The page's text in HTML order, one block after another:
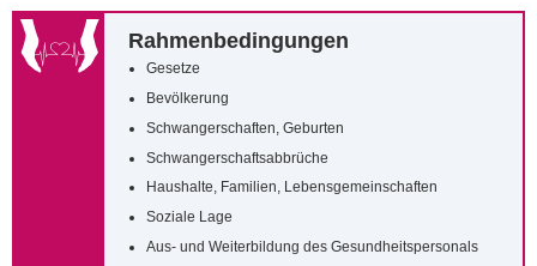
Rahmenbedingungen
Gesetze
Bevölkerung
Schwangerschaften, Geburten
Schwangerschaftsabbrüche
Haushalte, Familien, Lebensgemeinschaften
Soziale Lage
Aus- und Weiterbildung des Gesundheitspersonals